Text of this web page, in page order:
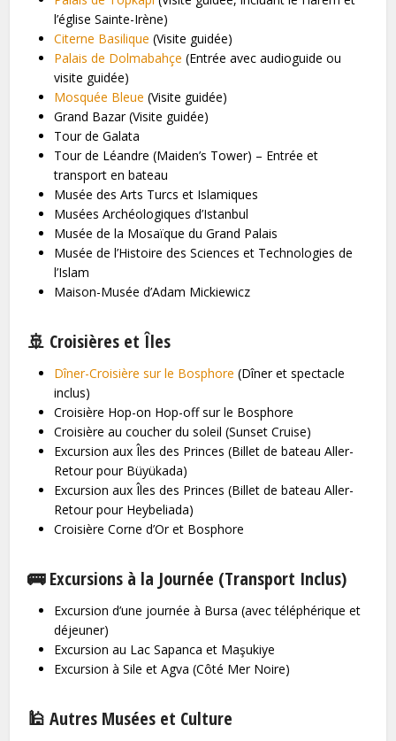
l’église Sainte-Irène)
Citerne Basilique (Visite guidée)
Palais de Dolmabahçe (Entrée avec audioguide ou
visite guidée)
Mosquée Bleue (Visite guidée)
Grand Bazar (Visite guidée)
Tour de Galata
Tour de Léandre (Maiden’s Tower) – Entrée et
transport en bateau
Musée des Arts Turcs et Islamiques
Musées Archéologiques d’Istanbul
Musée de la Mosaïque du Grand Palais
Musée de l’Histoire des Sciences et Technologies de
l’Islam
Maison-Musée d’Adam Mickiewicz
🚢 Croisières et Îles
Dîner-Croisière sur le Bosphore (Dîner et spectacle
inclus)
Croisière Hop-on Hop-off sur le Bosphore
Croisière au coucher du soleil (Sunset Cruise)
Excursion aux Îles des Princes (Billet de bateau Aller-
Retour pour Büyükada)
Excursion aux Îles des Princes (Billet de bateau Aller-
Retour pour Heybeliada)
Croisière Corne d’Or et Bosphore
🚌 Excursions à la Journée (Transport Inclus)
Excursion d’une journée à Bursa (avec téléphérique et
déjeuner)
Excursion au Lac Sapanca et Maşukiye
Excursion à Sile et Agva (Côté Mer Noire)
🕌 Autres Musées et Culture